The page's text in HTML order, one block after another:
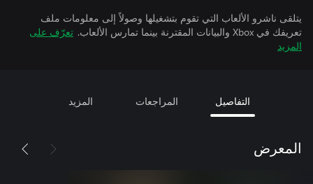
يتلقى ناشرو الألعاب التي تقوم بتشغيلها وصولاً إلى معلومات ملف
تعريفك في Xbox والبيانات المقترنة بينما تمارس الألعاب.
تعرّف على
المزيد
التفاصيل المراجعات المزيد
المعرض